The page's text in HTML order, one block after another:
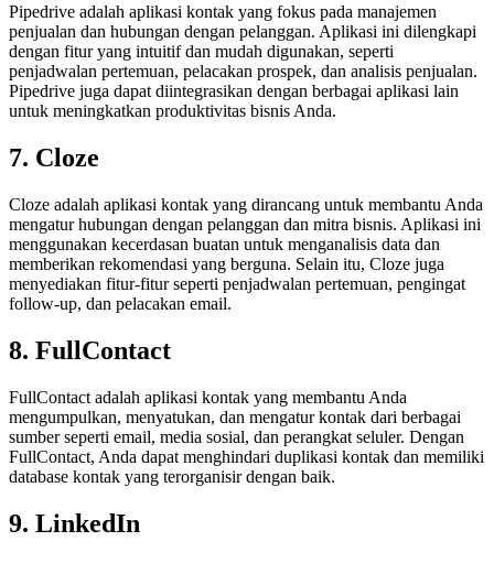
Pipedrive adalah aplikasi kontak yang fokus pada manajemen
penjualan dan hubungan dengan pelanggan. Aplikasi ini dilengkapi
dengan fitur yang intuitif dan mudah digunakan, seperti
penjadwalan pertemuan, pelacakan prospek, dan analisis penjualan.
Pipedrive juga dapat diintegrasikan dengan berbagai aplikasi lain
untuk meningkatkan produktivitas bisnis Anda.
7. Cloze
Cloze adalah aplikasi kontak yang dirancang untuk membantu Anda
mengatur hubungan dengan pelanggan dan mitra bisnis. Aplikasi ini
menggunakan kecerdasan buatan untuk menganalisis data dan
memberikan rekomendasi yang berguna. Selain itu, Cloze juga
menyediakan fitur-fitur seperti penjadwalan pertemuan, pengingat
follow-up, dan pelacakan email.
8. FullContact
FullContact adalah aplikasi kontak yang membantu Anda
mengumpulkan, menyatukan, dan mengatur kontak dari berbagai
sumber seperti email, media sosial, dan perangkat seluler. Dengan
FullContact, Anda dapat menghindari duplikasi kontak dan memiliki
database kontak yang terorganisir dengan baik.
9. LinkedIn